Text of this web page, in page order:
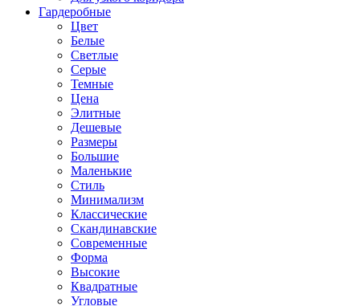
Гардеробные
Цвет
Белые
Светлые
Серые
Темные
Цена
Элитные
Дешевые
Размеры
Большие
Маленькие
Стиль
Минимализм
Классические
Скандинавские
Современные
Форма
Высокие
Квадратные
Угловые